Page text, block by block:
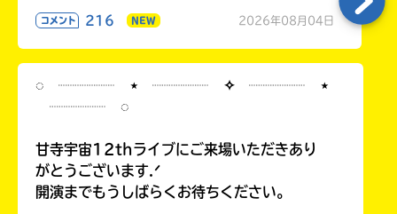
コメント 216 NEW 2026年08月04日
◌ ┈┈┈┈ ⋆ ┈┈┈┈ ✧ ┈┈┈┈ ⋆
┈┈┈┈ ◌
甘寺宇宙12thライブにご来場いただきあり
がとうございます.ᐟ
開演までもうしばらくお待ちください。